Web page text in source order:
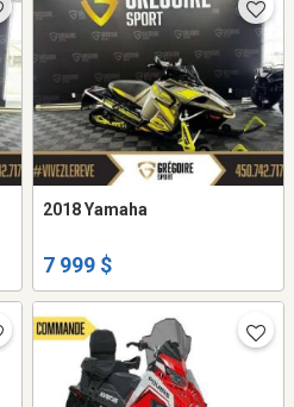
2018 Yamaha
7 999 $